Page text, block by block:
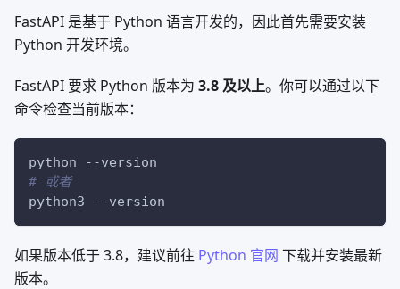
FastAPI 是基于 Python 语言开发的，因此首先需要安装
Python 开发环境。
FastAPI 要求 Python 版本为 3.8 及以上。你可以通过以下
命令检查当前版本：
python
--version
# 或者
python3
--version
如果版本低于 3.8，建议前往 Python 官网 下载并安装最新
版本。